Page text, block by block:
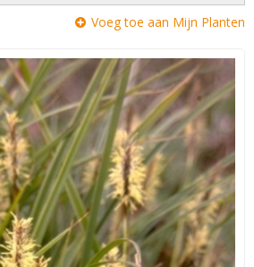
Voeg toe aan Mijn Planten